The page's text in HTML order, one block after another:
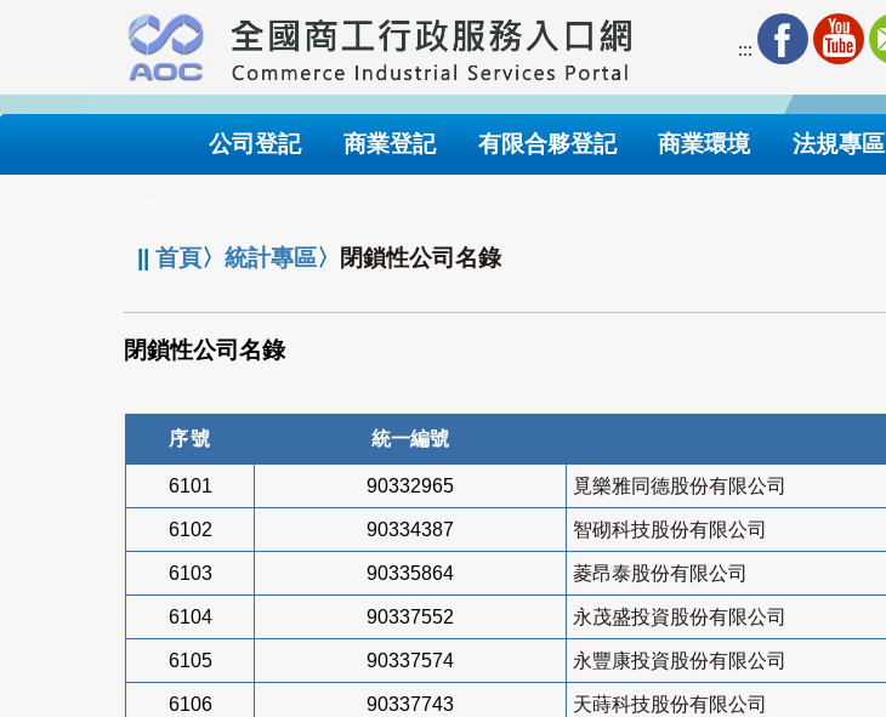
要
內
:::
公司登記 商業登記 有限合夥登記 商業環境 法規專區
||首頁〉統計專區〉 閉鎖性公司名錄
閉鎖性公司名錄
序號 統一編號
6101 90332965 覓樂雅同德股份有限公司
6102 90334387 智砌科技股份有限公司
6103 90335864 菱昂泰股份有限公司
6104 90337552 永茂盛投資股份有限公司
6105 90337574 永豐康投資股份有限公司
6106 90337743 天蒔科技股份有限公司